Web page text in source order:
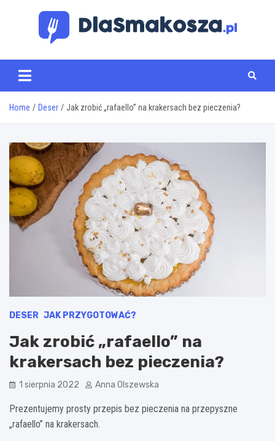
www.dlasmakosza.pl
Home Deser Jak zrobić „rafaello” na krakersach bez pieczenia?
DESER JAK PRZYGOTOWAĆ?
Jak zrobić „rafaello” na
krakersach bez pieczenia?
1 sierpnia 2022 Anna Olszewska
Prezentujemy prosty przepis bez pieczenia na przepyszne
„rafaello” na krakersach.